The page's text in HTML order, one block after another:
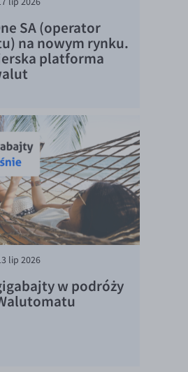
SA (operator
na nowym rynku.
platforma
lip 2026
w podróży